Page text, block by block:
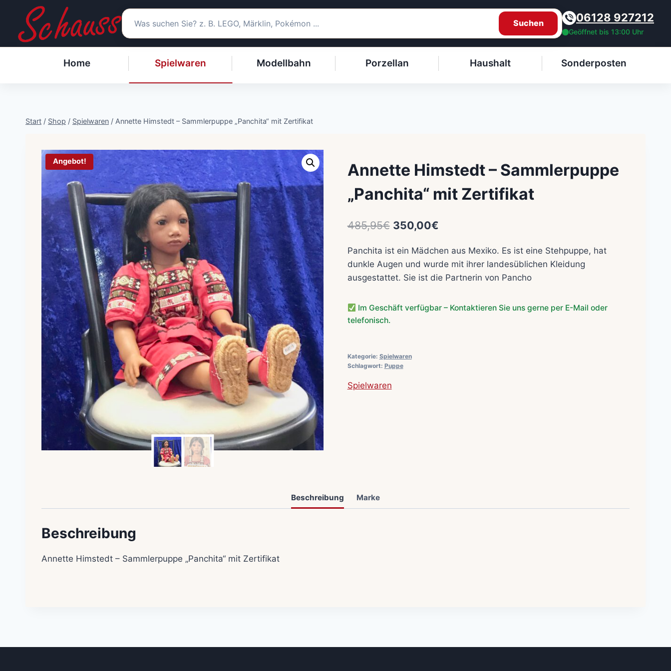
springen
Suchen 06128 927212
Geöffnet bis 13:00 Uhr
Home Spielwaren Modellbahn Porzellan Haushalt Sonderposten
Start / Shop / Spielwaren / Annette Himstedt – Sammlerpuppe „Panchita“ mit Zertifikat
Angebot!
Annette Himstedt – Sammlerpuppe
„Panchita“ mit Zertifikat
485,95€ Ursprünglicher
war:
485,95€
350,00€Aktueller
ist:
350,00€.
Panchita ist ein Mädchen aus Mexiko. Es ist eine Stehpuppe, hat
dunkle Augen und wurde mit ihrer landesüblichen Kleidung
ausgestattet. Sie ist die Partnerin von Pancho
Im Geschäft verfügbar – Kontaktieren Sie uns gerne per E-Mail oder
telefonisch.
Kategorie: Spielwaren
Schlagwort: Puppe
Spielwaren
Beschreibung Marke
Beschreibung
Annette Himstedt – Sammlerpuppe „Panchita“ mit Zertifikat